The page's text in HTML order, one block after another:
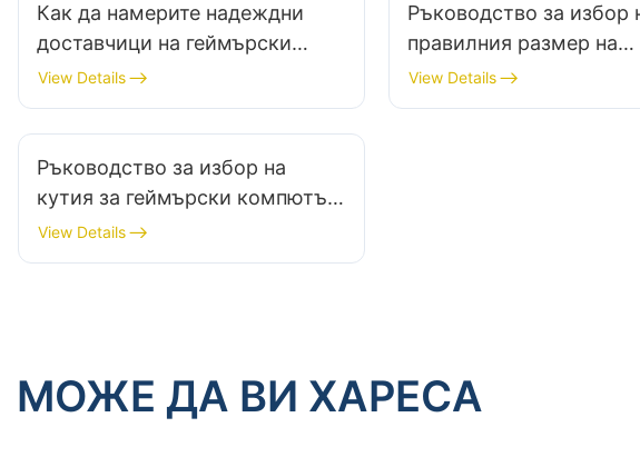
Как да намерите надеждни
доставчици на геймърски
компютърни кутии?
View Details
Ръководство за избор
правилния размер на
компютърна кутия
View Details
Ръководство за избор на
кутия за геймърски компютър
за тъмна тематика
View Details
МОЖЕ ДА ВИ ХАРЕСА